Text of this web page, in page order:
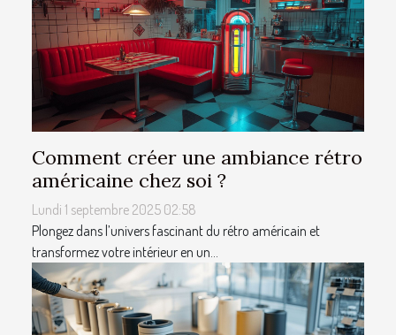
Comment créer une ambiance rétro
américaine chez soi ?
Lundi 1 septembre 2025 02:58
Plongez dans l’univers fascinant du rétro américain et
transformez votre intérieur en un...